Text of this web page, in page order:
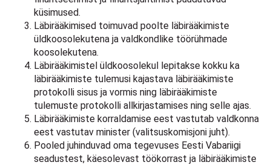
küsimused.
Läbirääkimised toimuvad poolte läbirääkimiste
üldkoosolekutena ja valdkondlike töörühmade
koosolekutena.
Läbirääkimistel üldkoosolekul lepitakse kokku ka
läbirääkimiste tulemusi kajastava läbirääkimiste
protokolli sisus ja vormis ning läbirääkimiste
tulemuste protokolli allkirjastamises ning selle ajas.
Läbirääkimiste korraldamise eest vastutab valdkonna
eest vastutav minister (valitsuskomisjoni juht).
Pooled juhinduvad oma tegevuses Eesti Vabariigi
seadustest, käesolevast töökorrast ja läbirääkimiste